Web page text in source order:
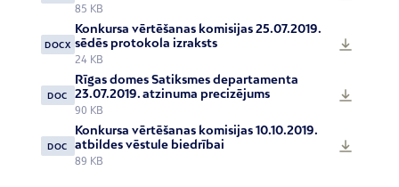
85 KB
DOCX
Konkursa vērtēšanas komisijas 25.07.2019.
sēdēs protokola izraksts
24 KB
DOC
Rīgas domes Satiksmes departamenta
23.07.2019. atzinuma precizējums
90 KB
DOC
Konkursa vērtēšanas komisijas 10.10.2019.
atbildes vēstule biedrībai
89 KB